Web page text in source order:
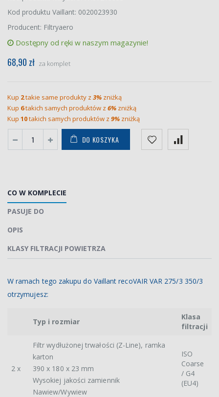
Kod produktu Vaillant: 0020023930
Producent: Filtryaero
Dostępny od ręki w naszym magazynie!
68,90 zł za komplet
Kup 2takie same produkty z 3% zniżką
Kup 6takich samych produktów z 6% zniżką
Kup 10takich samych produktów z 9% zniżką
DO KOSZYKA
CO W KOMPLECIE
PASUJE DO
OPIS
KLASY FILTRACJI POWIETRZA
W ramach tego zakupu do Vaillant recoVAIR VAR 275/3 350/3
otrzymujesz:
Typ i rozmiar
Klasa
filtracji
2 x
Filtr wydłużonej trwałości (Z-Line), ramka
karton
390 x 180 x 23 mm
Wysokiej jakości zamiennik
Nawiew/Wywiew
ISO
Coarse
/ G4
(EU4)